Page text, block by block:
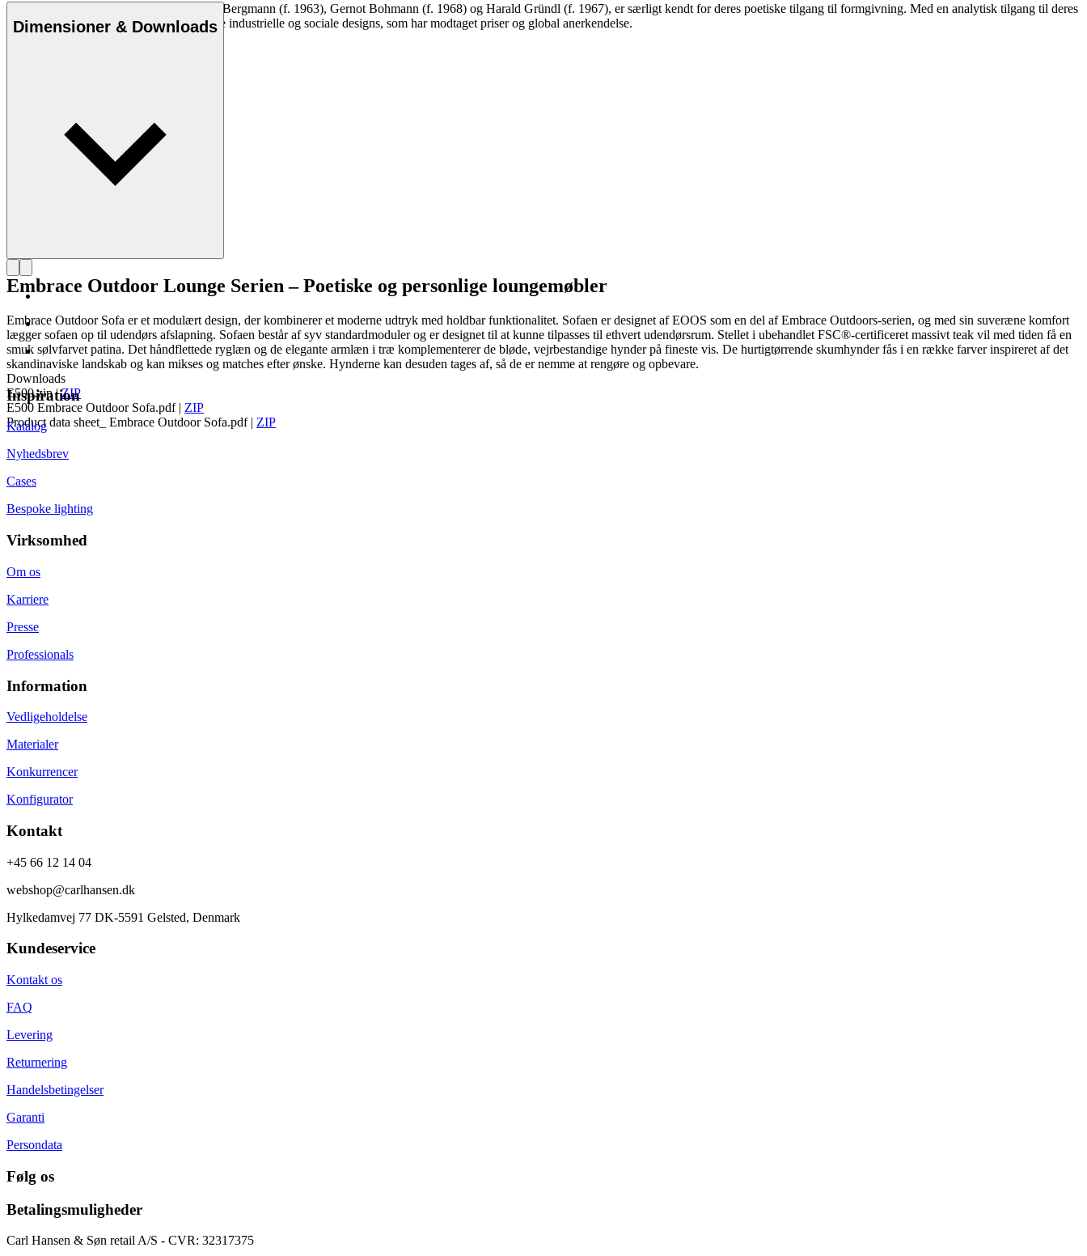
Designstudiet EOOS, grundlagt af Martin Bergmann (f. 1963), Gernot Bohmann (f. 1968) og Harald Gründl (f. 1967), er særligt kendt for deres poetiske tilgang til formgivning. Med en analytisk tilgang til deres
formgivningsproces, har de skabt en række industrielle og sociale designs, som har modtaget priser og global anerkendelse.
Dimensioner & Downloads
Downloads
E500.zip|ZIP
E500 Embrace Outdoor Sofa.pdf| ZIP
Product data sheet_ Embrace Outdoor Sofa.pdf| ZIP
Embrace Outdoor Lounge Serien – Poetiske og personlige loungemøbler
Embrace Outdoor Sofa er et modulært design, der kombinerer et moderne udtryk med holdbar funktionalitet. Sofaen er designet af EOOS som en del af Embrace Outdoors-serien, og med sin suveræne komfort
lægger sofaen op til udendørs afslapning. Sofaen består af syv standardmoduler og er designet til at kunne tilpasses til ethvert udendørsrum. Stellet i ubehandlet FSC®-certificeret massivt teak vil med tiden få en
smuk sølvfarvet patina. Det håndflettede ryglæn og de elegante armlæn i træ komplementerer de bløde, vejrbestandige hynder på fineste vis. De hurtigtørrende skumhynder fås i en række farver inspireret af det
skandinaviske landskab og kan mikses og matches efter ønske. Hynderne kan desuden tages af, så de er nemme at rengøre og opbevare.
Inspiration
Katalog
Nyhedsbrev
Cases
Bespoke lighting
Virksomhed
Om os
Karriere
Presse
Professionals
Information
Vedligeholdelse
Materialer
Konkurrencer
Konfigurator
Kontakt
+45 66 12 14 04
webshop@carlhansen.dk
Hylkedamvej 77 DK-5591 Gelsted, Denmark
Kundeservice
Kontakt os
FAQ
Levering
Returnering
Handelsbetingelser
Garanti
Persondata
Følg os
Betalingsmuligheder
Carl Hansen & Søn retail A/S - CVR: 32317375